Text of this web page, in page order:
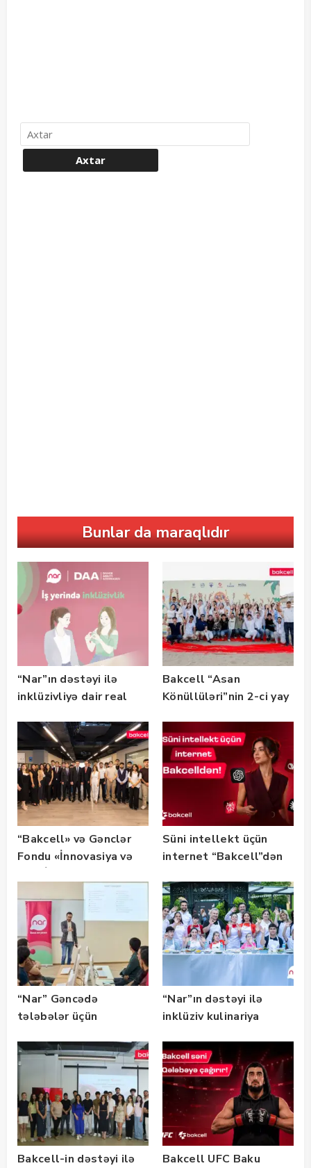
Bunlar da maraqlıdır
“Nar”ın dəstəyi ilə
inklüzivliyə dair real
təqdim edilir
Bakcell “Asan
Könüllüləri”nin 2-ci yay
olub — FOTO
“Bakcell» və Gənclər
Fondu «İnnovasiya və
təqaüd proqramının
qalibləri ilə görüş
keçirib
Süni intellekt üçün
internet “Bakcell”dən
“Nar” Gəncədə
tələbələr üçün
təlimləri təşkil edib
“Nar”ın dəstəyi ilə
inklüziv kulinariya
keçirilib — Fotolar
Bakcell-in dəstəyi ilə
Bakcell UFC Baku